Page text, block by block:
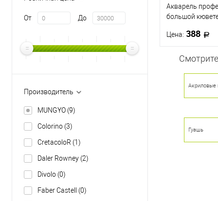
От До
Производитель
MUNGYO (9)
Colorino (3)
CretacoloR (1)
Daler Rowney (2)
Divolo (0)
Faber Castell (0)
Акварель
большой
Цена: 388
В
Купить в 1
Акриловые
Гуашь